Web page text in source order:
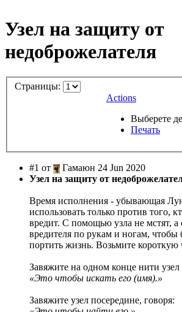
Узел на защиту от
недоброжелателя
Страницы:
Actions
Выберете
Печать
#1 от
Гамаюн 24 Jun 2020
Узел на защиту от
Время исполнения - убывающая
использовать только против того,
вредит. С помощью узла не мстят, а
вредителя по рукам и ногам, чтобы
портить жизнь. Возьмите короткую
Завяжите на одном конце нити узел
«Это чтобы искать его (имя).»
Завяжите узел посередине, говоря: